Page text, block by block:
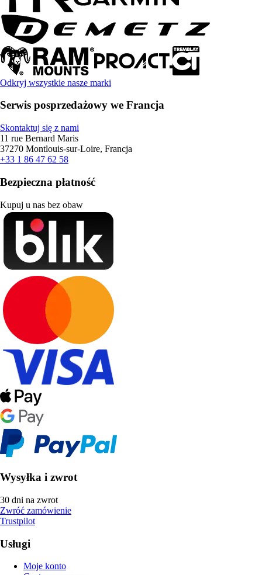
Odkryj wszystkie nasze marki
Serwis posprzedażowy we Francja
Skontaktuj się z nami
11 rue Bernard Maris
37270 Montlouis-sur-Loire, Francja
+33 1 86 47 62 58
Bezpieczna płatność
Kupuj u nas bez obaw
Wysyłka i zwrot
30 dni na zwrot
Zwróć zamówienie
Trustpilot
Usługi
Moje konto